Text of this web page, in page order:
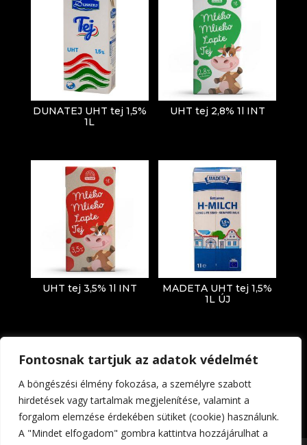
Fontosnak tartjuk az adatok védelmét
A böngészési élmény fokozása, a személyre szabott
hirdetések vagy tartalmak megjelenítése, valamint a
forgalom elemzése érdekében sütiket (cookie) használunk.
A "Mindet elfogadom" gombra kattintva hozzájárulhat a
DUNATEJ UHT tej 1,5%
1L
UHT tej 2,8% 1l INT
UHT tej 3,5% 1l INT
MADETA UHT tej 1,5%
1L ÚJ
Impresszum Adatkezelési tájékoztató